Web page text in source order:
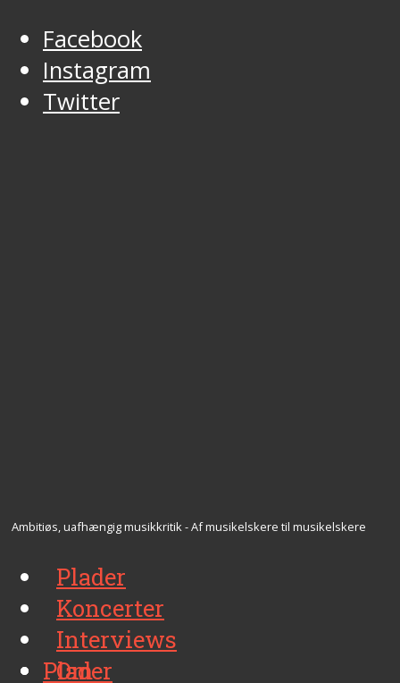
Facebook
Instagram
Twitter
Ambitiøs, uafhængig musikkritik - Af musikelskere til musikelskere
Plader
Koncerter
Interviews
Om
Plader